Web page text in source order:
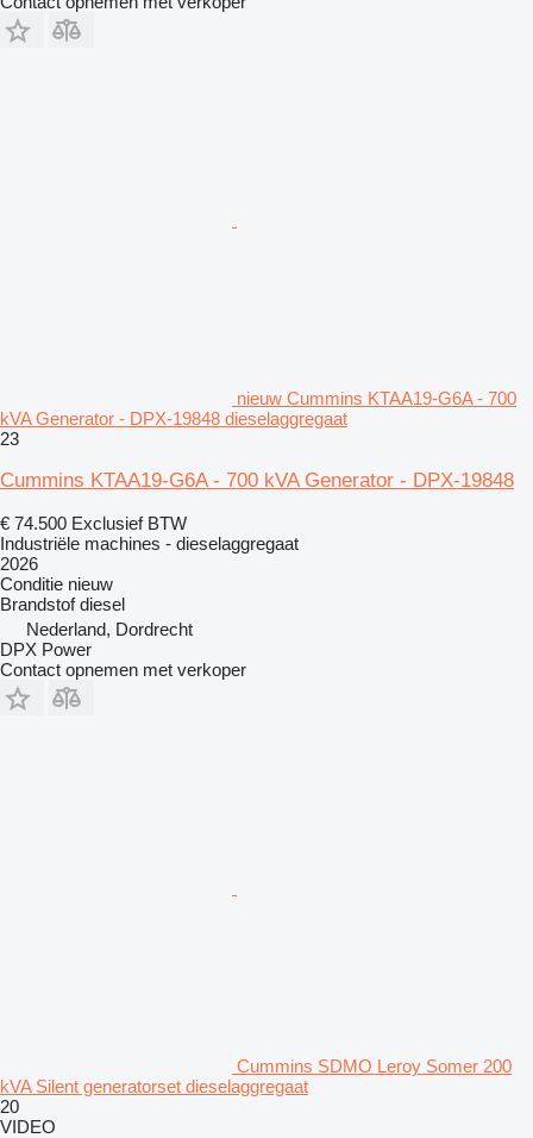
nieuw Cummins KTAA19-G6A - 700
kVA Generator - DPX-19848 dieselaggregaat
23
Cummins KTAA19-G6A - 700 kVA Generator - DPX-19848
€ 74.500 Exclusief BTW
Industriële machines - dieselaggregaat
2026
Conditie nieuw
Brandstof diesel
Nederland, Dordrecht
DPX Power
Contact opnemen met verkoper
Cummins SDMO Leroy Somer 200
kVA Silent generatorset dieselaggregaat
20
VIDEO